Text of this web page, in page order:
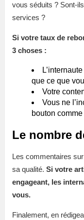
vous séduits ? Sont-
services ?
Si votre taux de
3 choses :
que ce que
Votre
Vous ne
bouton
Le nombre
Les commentaires
sa qualité. Si votre
engageant, les
vous.
Finalement, en